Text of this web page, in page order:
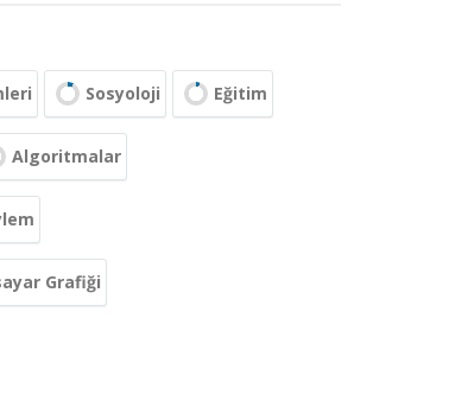
Sosyoloji Eğitim
Algoritmalar
Grafiği